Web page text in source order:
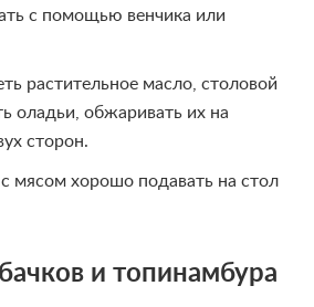
с помощью венчика или
растительное масло, столовой
оладьи, обжаривать их на
сторон.
мясом хорошо подавать на стол
и топинамбура